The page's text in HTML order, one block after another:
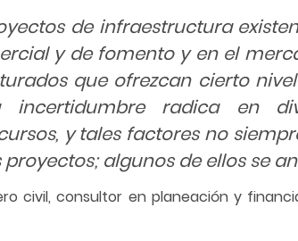
de infraestructura
y de fomento y en el
que ofrezcan cierto
incertidumbre radica en
y tales factores no
algunos de ellos se
civil, consultor en planeación y